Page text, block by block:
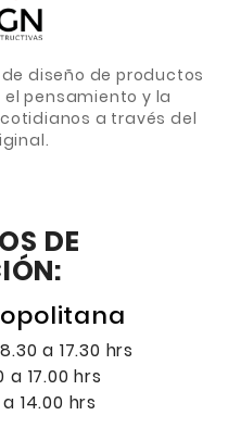
diseño de productos
pensamiento y la
a través del
DE
a 17.30 hrs
17.00 hrs
14.00 hrs